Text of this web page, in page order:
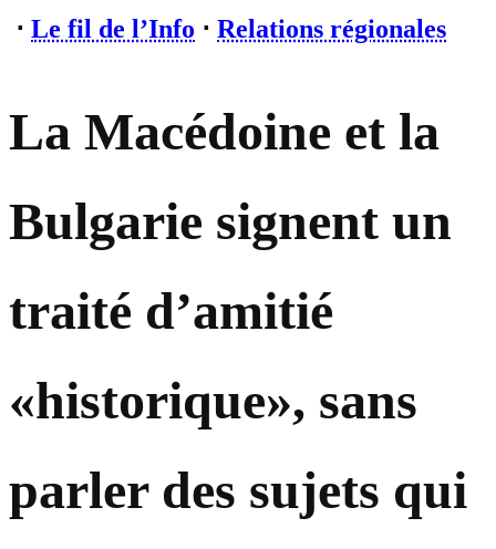
⋅ Le fil de l’Info ⋅ Relations régionales
La Macédoine et la
Bulgarie signent un
traité d’amitié
«historique», sans
parler des sujets qui